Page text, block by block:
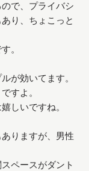
で、プライバシ
り、ちょこっと
。
が効いてます。
すよ。
しいですね。
りますが、男性
ペースがダント